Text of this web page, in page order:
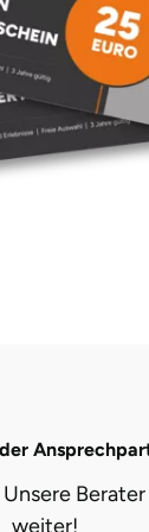
weiter!